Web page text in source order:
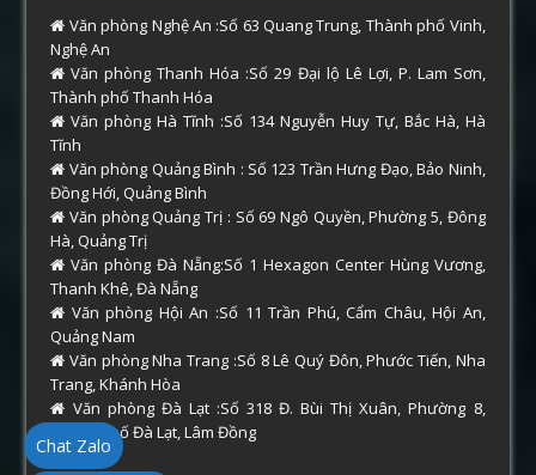
Văn phòng Nghệ An :Số 63 Quang Trung, Thành phố Vinh,
Nghệ An
Văn phòng Thanh Hóa :Số 29 Đại lộ Lê Lợi, P. Lam Sơn,
Thành phố Thanh Hóa
Văn phòng Hà Tĩnh :Số 134 Nguyễn Huy Tự, Bắc Hà, Hà
Tĩnh
Văn phòng Quảng Bình : Số 123 Trần Hưng Đạo, Bảo Ninh,
Đồng Hới, Quảng Bình
Văn phòng Quảng Trị : Số 69 Ngô Quyền, Phường 5, Đông
Hà, Quảng Trị
Văn phòng Đà Nẵng:Số 1 Hexagon Center Hùng Vương,
Thanh Khê, Đà Nẵng
Văn phòng Hội An :Số 11 Trần Phú, Cẩm Châu, Hội An,
Quảng Nam
Văn phòng Nha Trang :Số 8 Lê Quý Đôn, Phước Tiến, Nha
Trang, Khánh Hòa
Văn phòng Đà Lạt :Số 318 Đ. Bùi Thị Xuân, Phường 8,
Thành phố Đà Lạt, Lâm Đồng
Chat Zalo